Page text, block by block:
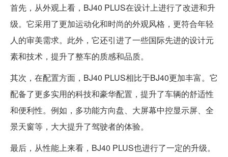
首先，从外观上看，BJ40 PLUS在设计上进行了改进和升
级。它采用了更加运动化和时尚的外观风格，更符合年轻
人的审美需求。此外，它还引进了一些国际先进的设计元
素和技术，提升了整车的质感和品质。
其次，在配置方面，BJ40 PLUS相比于BJ40更加丰富。它
配备了更多实用的科技和豪华配置，提升了车辆的舒适性
和便利性。例如，多功能方向盘、大屏幕中控显示屏、全
景天窗等，大大提升了驾驶者的体验。
最后，从性能上来看，BJ40 PLUS也进行了一定的升级。